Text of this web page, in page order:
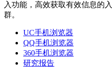
入功能，高效获取有效信息的
群。
UC手机浏览器
QQ手机浏览器
360手机浏览器
研究报告